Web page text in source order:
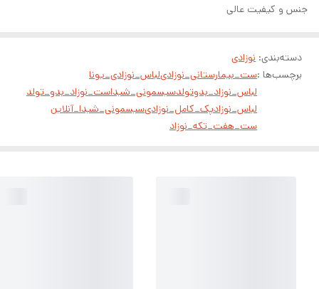
جنس و کیفیت عالی
دسته‌بندی: نوزادی
برچسب‌ها :ست_بیمارستانی_نوزادیلباس_نوزادی_یونا
لباس_نوزاد_بدوتولدسیسمونی_شیداست_نوزاد_بدو_تولد
لباس_نوزادپک_کامل_نوزادیسیسمونی_شیدا_آنلاین
ست_هفت_تکه_نوزاد